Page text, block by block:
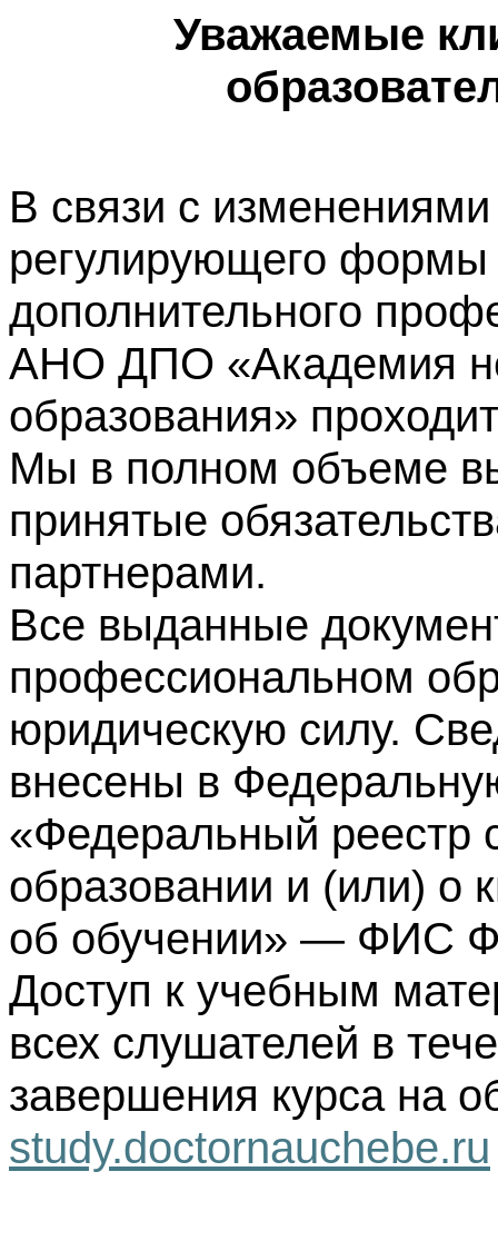
Уважаемые
В связи с изменениями
регулирующего формы
дополнительного
АНО ДПО «Академия
образования»
Мы в полном объеме
принятые
партнерами.
Все выданные
профессиональном
юридическую силу.
внесены в
«Федеральный реестр
образовании и (или) о
об обучении» — ФИС
Доступ к учебным
всех слушателей в
завершения курса на
study.doctornauchebe.ru